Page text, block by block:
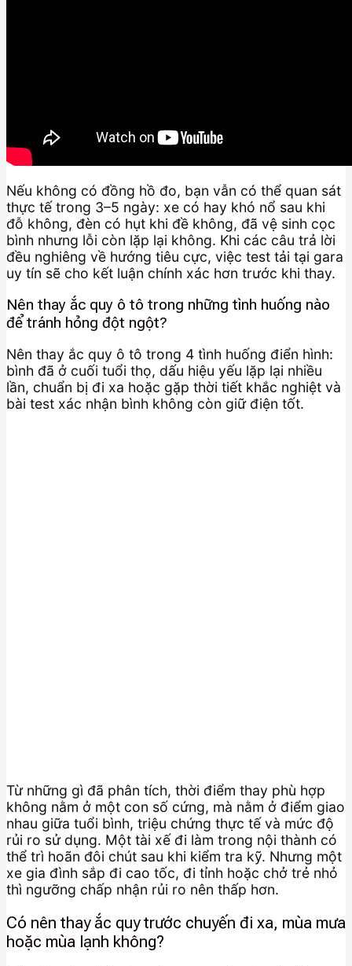
Nếu không có đồng hồ đo, bạn vẫn có thể quan sát
thực tế trong 3–5 ngày: xe có hay khó nổ sau khi
đỗ không, đèn có hụt khi đề không, đã vệ sinh cọc
bình nhưng lỗi còn lặp lại không. Khi các câu trả lời
đều nghiêng về hướng tiêu cực, việc test tải tại gara
uy tín sẽ cho kết luận chính xác hơn trước khi thay.
Nên thay ắc quy ô tô trong những tình huống nào
để tránh hỏng đột ngột?
Nên thay ắc quy ô tô trong 4 tình huống điển hình:
bình đã ở cuối tuổi thọ, dấu hiệu yếu lặp lại nhiều
lần, chuẩn bị đi xa hoặc gặp thời tiết khắc nghiệt và
bài test xác nhận bình không còn giữ điện tốt.
Từ những gì đã phân tích, thời điểm thay phù hợp
không nằm ở một con số cứng, mà nằm ở điểm giao
nhau giữa tuổi bình, triệu chứng thực tế và mức độ
rủi ro sử dụng. Một tài xế đi làm trong nội thành có
thể trì hoãn đôi chút sau khi kiểm tra kỹ. Nhưng một
xe gia đình sắp đi cao tốc, đi tỉnh hoặc chở trẻ nhỏ
thì ngưỡng chấp nhận rủi ro nên thấp hơn.
Có nên thay ắc quy trước chuyến đi xa, mùa mưa
hoặc mùa lạnh không?